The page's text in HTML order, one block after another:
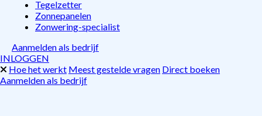
Tegelzetter
Zonnepanelen
Zonwering-specialist
Aanmelden als bedrijf
INLOGGEN
Hoe het werkt Meest gestelde vragen Direct boeken
Aanmelden als bedrijf